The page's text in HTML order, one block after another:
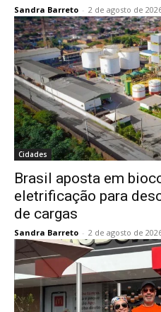
Sandra Barreto - 2 de agosto de
Cidades
Brasil aposta em
eletrificação para
de cargas
Sandra Barreto - 2 de agosto de